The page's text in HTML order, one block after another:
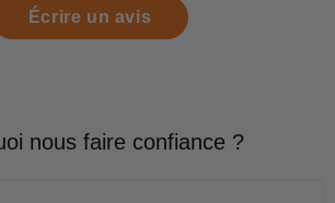
Écrire un avis
nous faire confiance ?